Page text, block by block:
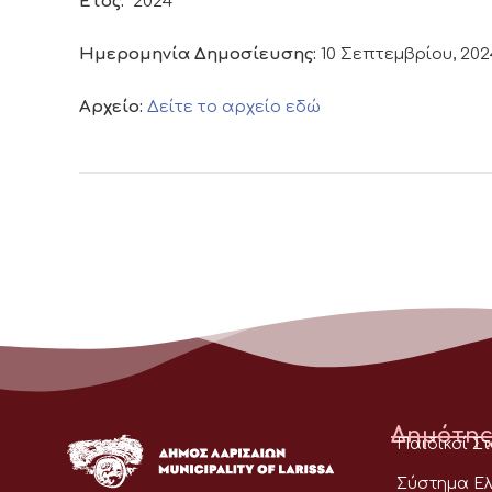
Ημερομηνία Δημοσίευσης: 10 Σεπτεμβρίου,
Αρχείο: Δείτε το αρχείο εδώ
Παιδικοί
Σύστημα